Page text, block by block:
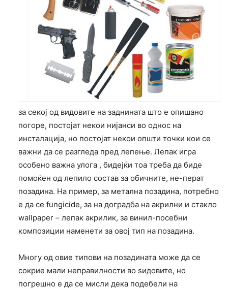
за секој од видовите на заднината што е опишано
погоре, постојат некои нијанси во однос на
инсталација, но постојат некои општи точки кои се
важни да се разгледа пред лепење. Лепак игра
особено важна улога , бидејќи тоа треба да биде
помоќен од лепило состав за обичните, не-перат
позадина. На пример, за метална позадина, потребно
е да се fungicide, за на доградба на акрилни и стакло
wallpaper – лепак акрилик, за винил-посебни
композиции наменети за овој тип на позадина.
Многу од овие типови на позадината може да се
сокрие мали неправилности во ѕидовите, но
погрешно е да се мисли дека подебели на